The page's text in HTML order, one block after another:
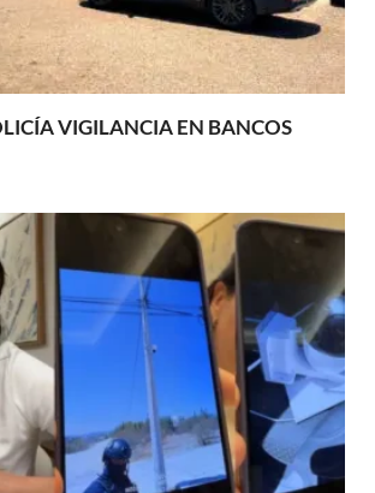
VIGILANCIA EN BANCOS